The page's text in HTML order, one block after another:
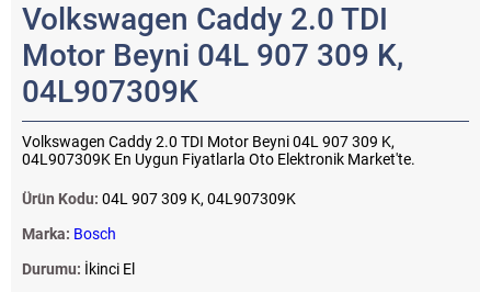
Volkswagen Caddy 2.0 TDI
Motor Beyni 04L 907 309 K,
04L907309K
Volkswagen Caddy 2.0 TDI Motor Beyni 04L 907 309 K,
04L907309K En Uygun Fiyatlarla Oto Elektronik Market'te.
Ürün Kodu: 04L 907 309 K, 04L907309K
Marka: Bosch
Durumu: İkinci El